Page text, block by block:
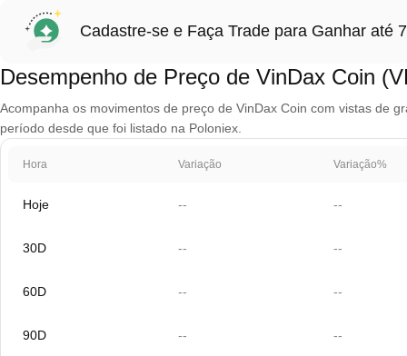
Cadastre-se e Faça Trade para Ganhar até
Desempenho de Preço de VinDax Coin
Acompanha os movimentos de preço de VinDax Coin com vistas de
período desde que foi listado na Poloniex.
Hora Variação Variação%
Hoje -- --
30D -- --
60D -- --
90D -- --